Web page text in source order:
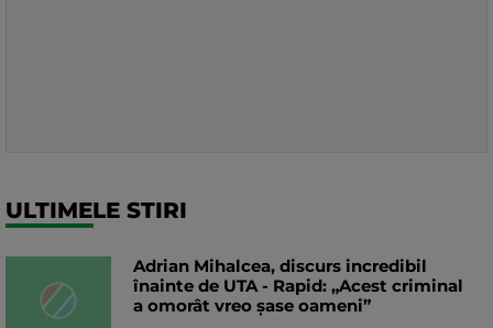
ULTIMELE STIRI
Adrian Mihalcea, discurs incredibil
înainte de UTA - Rapid: „Acest criminal
a omorât vreo șase oameni”